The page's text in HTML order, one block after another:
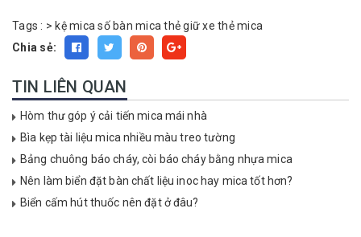
Tags : >kệ mica số bàn mica thẻ giữ xe thẻ mica
Chia sẻ:
TIN LIÊN QUAN
Hòm thư góp ý cải tiến mica mái nhà
Bìa kẹp tài liệu mica nhiều màu treo tường
Bảng chuông báo cháy, còi báo cháy bằng nhựa mica
Nên làm biển đặt bàn chất liệu inoc hay mica tốt hơn?
Biển cấm hút thuốc nên đặt ở đâu?